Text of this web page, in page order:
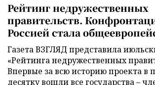
Рейтинг недружественных
правительств.
Россией стала
Газета ВЗГЛЯД представила
«Рейтинга недружественных
Впервые за всю историю проекта в
десятку вошли все государства –